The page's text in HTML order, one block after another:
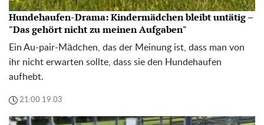
Hundehaufen-Drama: Kindermädchen bleibt untätig –
"Das gehört nicht zu meinen Aufgaben"
Ein Au-pair-Mädchen, das der Meinung ist, dass man von
ihr nicht erwarten sollte, dass sie den Hundehaufen
aufhebt.
21:00 19.03